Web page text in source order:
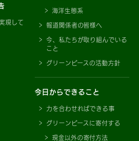
現して
海洋生態系
報道関係者の皆様へ
今、私たちが取り組んでいる
こと
グリーンピースの活動方針
今日からできること
力を合わせればできる事
グリーンピースに寄付する
現金以外の寄付方法